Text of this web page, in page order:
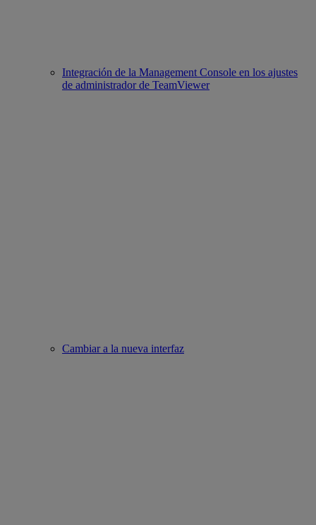
Integración de la Management Console en los ajustes
de administrador de TeamViewer
Cambiar a la nueva interfaz